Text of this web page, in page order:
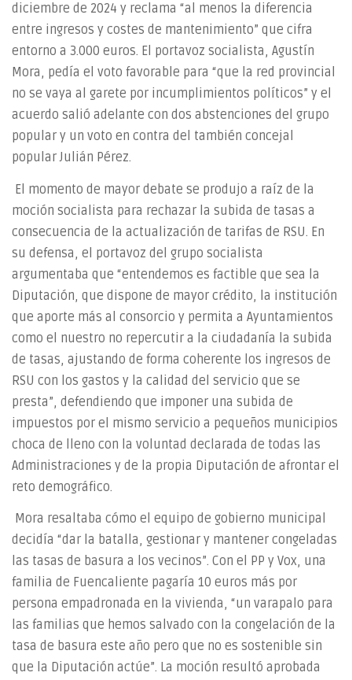
diciembre de 2024 y reclama “al menos la diferencia
entre ingresos y costes de mantenimiento” que cifra
entorno a 3.000 euros. El portavoz socialista, Agustín
Mora, pedía el voto favorable para “que la red provincial
no se vaya al garete por incumplimientos políticos” y el
acuerdo salió adelante con dos abstenciones del grupo
popular y un voto en contra del también concejal
popular Julián Pérez.
El momento de mayor debate se produjo a raíz de la
moción socialista para rechazar la subida de tasas a
consecuencia de la actualización de tarifas de RSU. En
su defensa, el portavoz del grupo socialista
argumentaba que “entendemos es factible que sea la
Diputación, que dispone de mayor crédito, la institución
que aporte más al consorcio y permita a Ayuntamientos
como el nuestro no repercutir a la ciudadanía la subida
de tasas, ajustando de forma coherente los ingresos de
RSU con los gastos y la calidad del servicio que se
presta”, defendiendo que imponer una subida de
impuestos por el mismo servicio a pequeños municipios
choca de lleno con la voluntad declarada de todas las
Administraciones y de la propia Diputación de afrontar el
reto demográfico.
Mora resaltaba cómo el equipo de gobierno municipal
decidía “dar la batalla, gestionar y mantener congeladas
las tasas de basura a los vecinos”. Con el PP y Vox, una
familia de Fuencaliente pagaría 10 euros más por
persona empadronada en la vivienda, “un varapalo para
las familias que hemos salvado con la congelación de la
tasa de basura este año pero que no es sostenible sin
que la Diputación actúe”. La moción resultó aprobada